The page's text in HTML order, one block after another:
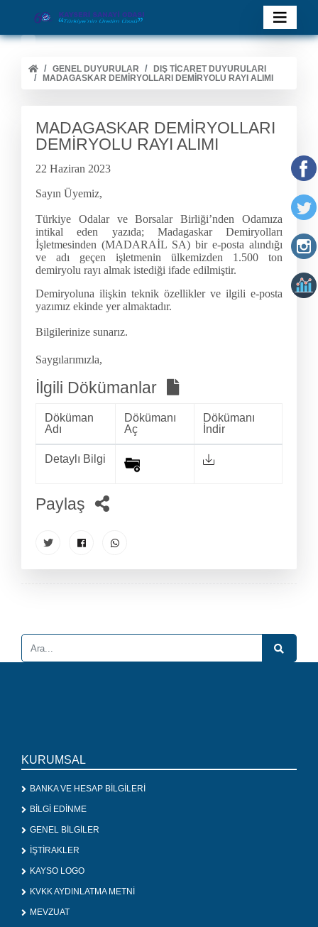
GENEL DUYURULAR
DIŞ TİCARET DUYURULARI
MADAGASKAR DEMİRYOLLARI DEMİRYOLU RAYI ALIMI
MADAGASKAR DEMİRYOLLARI
DEMİRYOLU RAYI ALIMI
22 Haziran 2023
Sayın Üyemiz,
Türkiye Odalar ve Borsalar Birliği’nden Odamıza
intikal eden yazıda; Madagaskar Demiryolları
İşletmesinden (MADARAİL SA) bir e-posta alındığı
ve adı geçen işletmenin ülkemizden 1.500 ton
demiryolu rayı almak istediği ifade edilmiştir.
Demiryoluna ilişkin teknik özellikler ve ilgili e-posta
yazımız ekinde yer almaktadır.
Bilgilerinize sunarız.
Saygılarımızla,
İlgili Dökümanlar
Döküman
Adı
Dökümanı
Aç
Dökümanı
İndir
Detaylı Bilgi
Paylaş
KURUMSAL
BANKA VE HESAP BİLGİLERİ
BİLGİ EDİNME
GENEL BİLGİLER
İŞTİRAKLER
KAYSO LOGO
KVKK AYDINLATMA METNİ
MEVZUAT